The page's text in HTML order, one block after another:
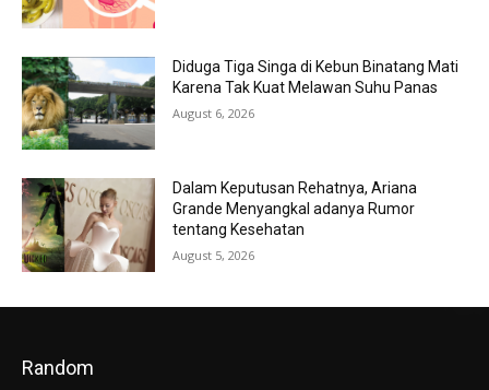
Diduga Tiga Singa di Kebun Binatang Mati
Karena Tak Kuat Melawan Suhu Panas
August 6, 2026
Dalam Keputusan Rehatnya, Ariana
Grande Menyangkal adanya Rumor
tentang Kesehatan
August 5, 2026
Random